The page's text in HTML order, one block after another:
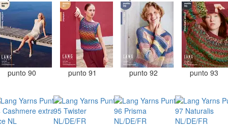
punto 90 punto 91 punto 92 punto 93